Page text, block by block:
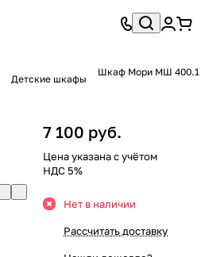
Детские шкафы
Шкаф Мори МШ 400.1
7 100 руб.
Цена указана с учётом
НДС 5%
Нет в наличии
Рассчитать доставку